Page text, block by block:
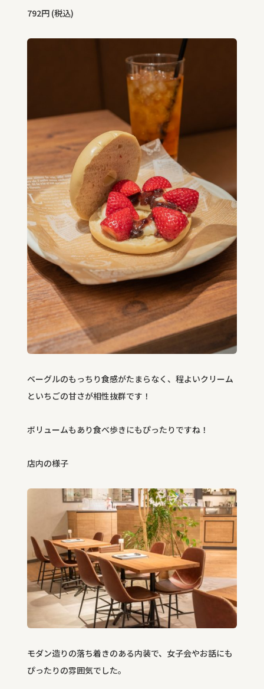
792円 (税込)
ベーグルのもっちり食感がたまらなく、程よいクリーム
といちごの甘さが相性抜群です！
ボリュームもあり食べ歩きにもぴったりですね！
店内の様子
モダン造りの落ち着きのある内装で、女子会やお話にも
ぴったりの雰囲気でした。